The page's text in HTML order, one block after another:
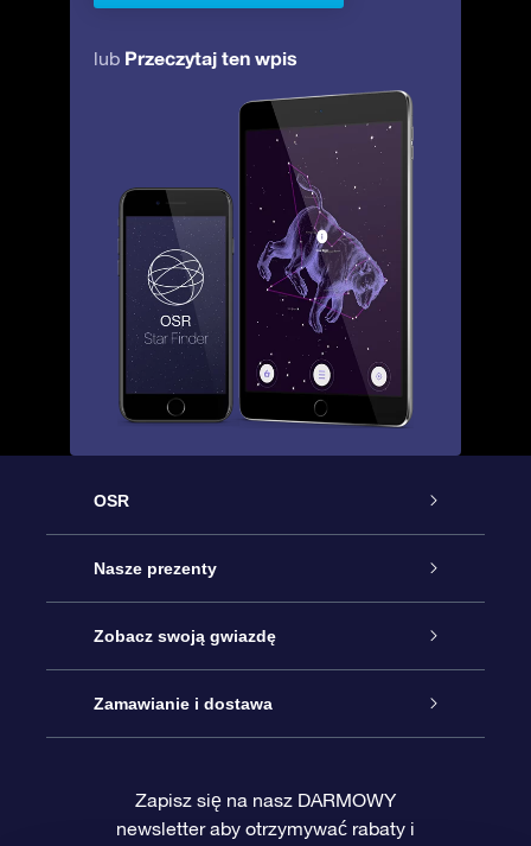
lub Przeczytaj ten wpis
OSR
Obsługa
Kontakt
Blog
Recenzje
Nasze prezenty
Podarunek Gwiazda Online
Pakiet Podarunkowy OSR
Karta podarunkowa OSR
Zobacz swoją gwiazdę
Rejestr Gwiazd
Sprsonalizowana Strona Gwiazdy
Zamawianie i dostawa
Metody płatności
Zapisz się na nasz DARMOWY
newsletter aby otrzymywać rabaty i